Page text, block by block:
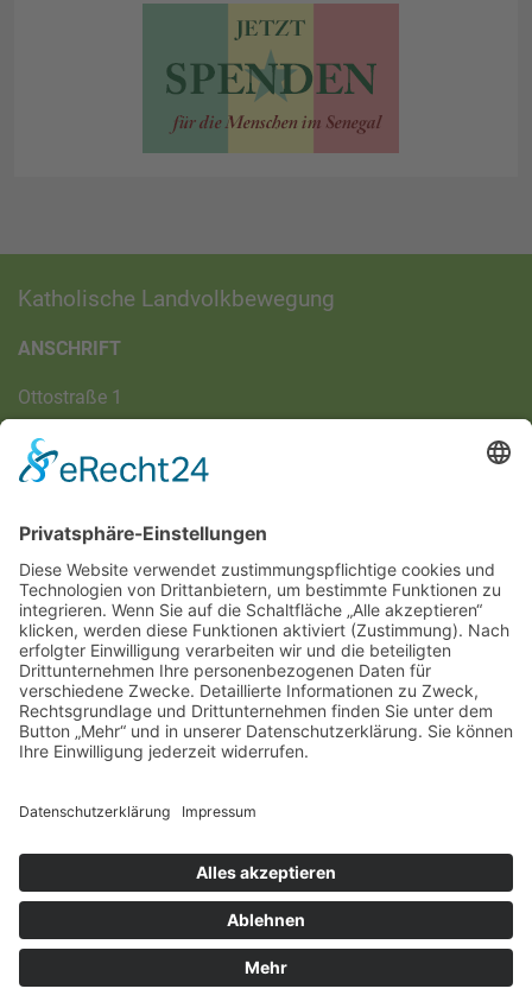
Katholische Landvolkbewegung
ANSCHRIFT
Ottostraße 1
DIREKT-KONTAKT
Telefon: (09 31) 3 86 - 63 7 21
Du findest uns auf Facebook
Impressum|Datenschutz|Sitemap|Cookie-Einstellungen